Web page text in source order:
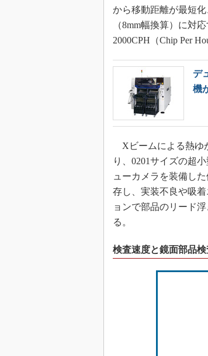
から移動距離が最短
（8mm幅換算）に対
2000CPH（Chip Per
デ
機
Xビームによる熱ゆ
り、0201サイズの超
ューカメラを装備し
存し、実装不良や吸
ョンで部品のリード
る。
検査速度と鏡面部品